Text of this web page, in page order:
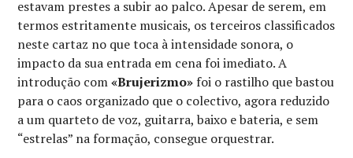
estavam prestes a subir ao palco. Apesar de serem, em
termos estritamente musicais, os terceiros classificados
neste cartaz no que toca à intensidade sonora, o
impacto da sua entrada em cena foi imediato. A
introdução com«Brujerizmo» foi o rastilho que bastou
para o caos organizado que o colectivo, agora reduzido
a um quarteto de voz, guitarra, baixo e bateria, e sem
“estrelas” na formação, consegue orquestrar.